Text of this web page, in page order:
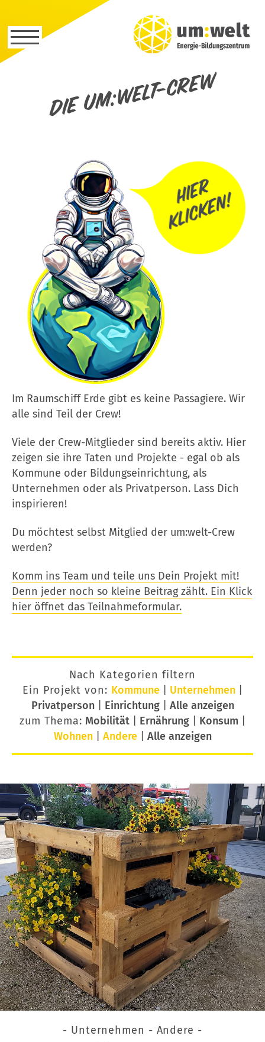
Die um:welt-Crew
Im Raumschiff Erde gibt es keine Passagiere. Wir
alle sind Teil der Crew!
Viele der Crew-Mitglieder sind bereits aktiv. Hier
zeigen sie ihre Taten und Projekte - egal ob als
Kommune oder Bildungseinrichtung, als
Unternehmen oder als Privatperson. Lass Dich
inspirieren!
Du möchtest selbst Mitglied der um:welt-Crew
werden?
Komm ins Team und teile uns Dein Projekt mit!
Denn jeder noch so kleine Beitrag zählt. Ein Klick
hier öffnet das Teilnahmeformular.
Nach Kategorien filtern
Ein Projekt von: Kommune| Unternehmen|
Privatperson| Einrichtung| Alle anzeigen
zum Thema: Mobilität Ernährung Konsum
Wohnen| Andere| Alle anzeigen
- Unternehmen - Andere -